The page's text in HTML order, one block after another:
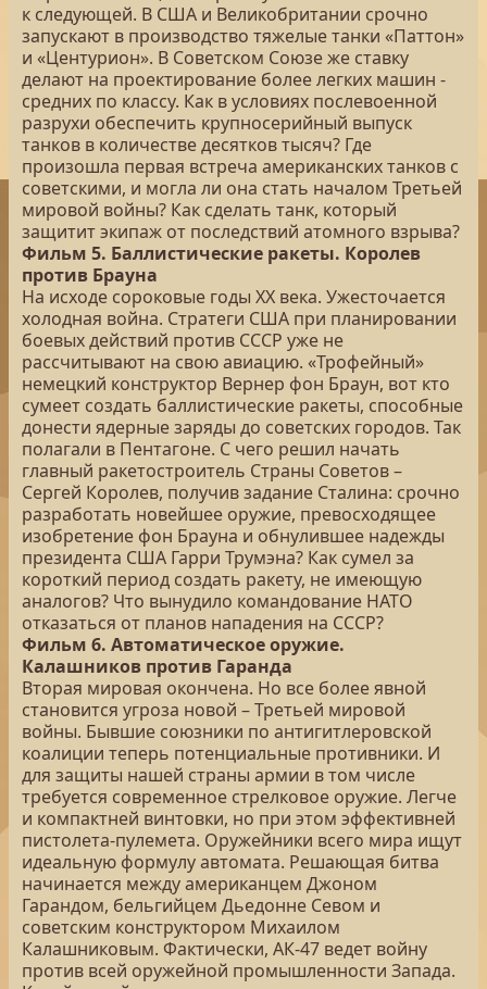
к следующей. В США и Великобритании срочно
запускают в производство тяжелые танки «Паттон»
и «Центурион». В Советском Союзе же ставку
делают на проектирование более легких машин -
средних по классу. Как в условиях послевоенной
разрухи обеспечить крупносерийный выпуск
танков в количестве десятков тысяч? Где
произошла первая встреча американских танков с
советскими, и могла ли она стать началом Третьей
мировой войны? Как сделать танк, который
защитит экипаж от последствий атомного взрыва?
Фильм 5. Баллистические ракеты. Королев
против Брауна
На исходе сороковые годы ХХ века. Ужесточается
холодная война. Стратеги США при планировании
боевых действий против СССР уже не
рассчитывают на свою авиацию. «Трофейный»
немецкий конструктор Вернер фон Браун, вот кто
сумеет создать баллистические ракеты, способные
донести ядерные заряды до советских городов. Так
полагали в Пентагоне. С чего решил начать
главный ракетостроитель Страны Советов –
Сергей Королев, получив задание Сталина: срочно
разработать новейшее оружие, превосходящее
изобретение фон Брауна и обнулившее надежды
президента США Гарри Трумэна? Как сумел за
короткий период создать ракету, не имеющую
аналогов? Что вынудило командование НАТО
отказаться от планов нападения на СССР?
Фильм 6. Автоматическое оружие.
Калашников против Гаранда
Вторая мировая окончена. Но все более явной
становится угроза новой – Третьей мировой
войны. Бывшие союзники по антигитлеровской
коалиции теперь потенциальные противники. И
для защиты нашей страны армии в том числе
требуется современное стрелковое оружие. Легче
и компактней винтовки, но при этом эффективней
пистолета-пулемета. Оружейники всего мира ищут
идеальную формулу автомата. Решающая битва
начинается между американцем Джоном
Гарандом, бельгийцем Дьедонне Севом и
советским конструктором Михаилом
Калашниковым. Фактически, АК-47 ведет войну
против всей оружейной промышленности Запада.